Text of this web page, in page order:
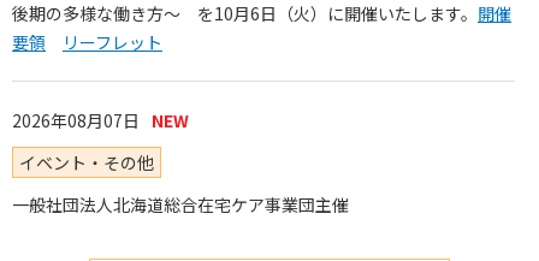
後期の多様な働き方～ を10月6日（火）に開催いたします。 開催
要領
リーフレット
2026年08月07日
イベント・その他
一般社団法人北海道総合在宅ケア事業団主催